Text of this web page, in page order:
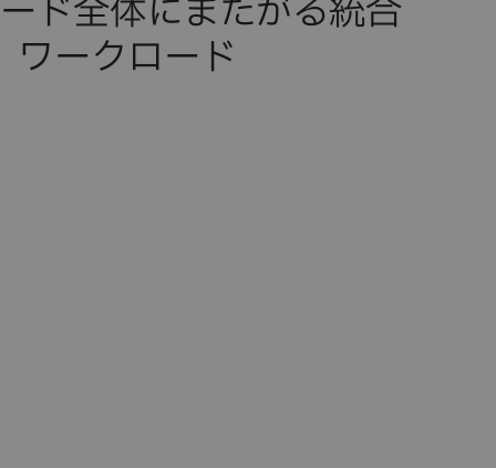
ード全体にまたがる統合